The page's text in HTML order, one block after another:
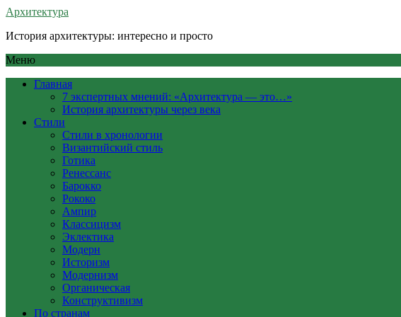
Архитектура
История архитектуры: интересно и просто
Меню
Главная
7 экспертных мнений: «Архитектура — это…»
История архитектуры через века
Стили
Стили в хронологии
Византийский стиль
Готика
Ренессанс
Барокко
Рококо
Ампир
Классицизм
Эклектика
Модерн
Историзм
Модернизм
Органическая
Конструктивизм
По странам